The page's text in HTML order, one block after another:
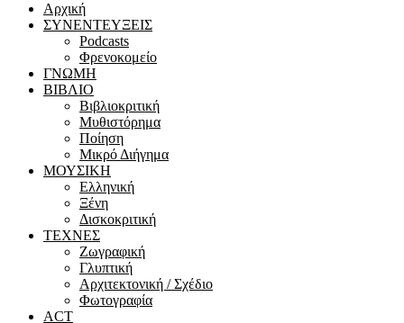
Αρχική
ΣΥΝΕΝΤΕΥΞΕΙΣ
Podcasts
Φρενοκομείο
ΓΝΩΜΗ
ΒΙΒΛΙΟ
Βιβλιοκριτική
Μυθιστόρημα
Ποίηση
Μικρό Διήγημα
ΜΟΥΣΙΚΗ
Ελληνική
Ξένη
Δισκοκριτική
ΤΕΧΝΕΣ
Ζωγραφική
Γλυπτική
Αρχιτεκτονική / Σχέδιο
Φωτογραφία
ACT